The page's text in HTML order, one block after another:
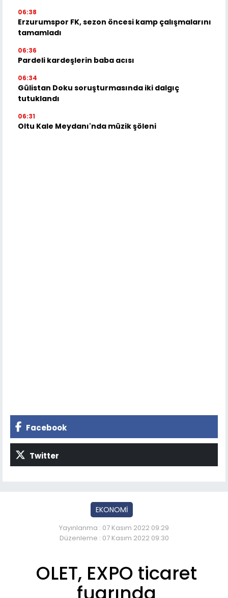
06:38
Erzurumspor FK, sezon öncesi kamp çalışmalarını
tamamladı
06:36
Pardeli kardeşlerin baba acısı
06:34
Gülistan Doku soruşturmasında iki dalgıç
tutuklandı
06:31
Oltu Kale Meydanı'nda müzik şöleni
Facebook
Twitter
EKONOMİ
Yayınlanma : 07 Kasım 2022 09:29
Düzenleme : 07 Kasım 2022 09:30
OLET, EXPO ticaret